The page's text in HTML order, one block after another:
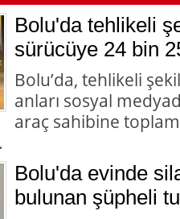
Bolu'da tehlikeli
sürücüye 24 bin
Bolu’da, tehlikeli
anları sosyal
araç sahibine
Bolu'da evinde
bulunan şüpheli